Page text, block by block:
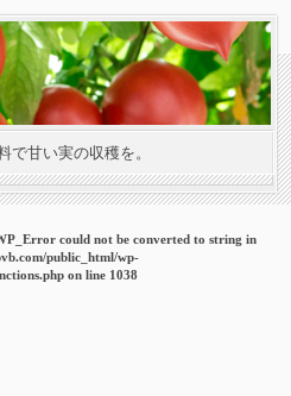
で甘い実の収穫を。
could not be converted to string in
public_html/wp-
on line 1038